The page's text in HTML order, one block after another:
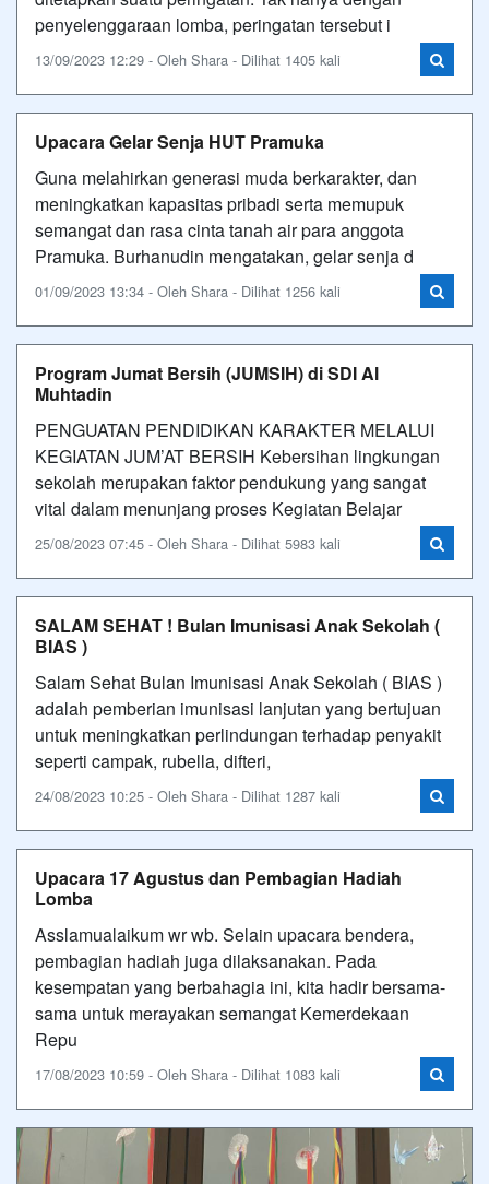
penyelenggaraan lomba, peringatan tersebut i
13/09/2023 12:29 - Oleh Shara - Dilihat 1405 kali
Upacara Gelar Senja HUT Pramuka
Guna melahirkan generasi muda berkarakter, dan
meningkatkan kapasitas pribadi serta memupuk
semangat dan rasa cinta tanah air para anggota
Pramuka. Burhanudin mengatakan, gelar senja d
01/09/2023 13:34 - Oleh Shara - Dilihat 1256 kali
Program Jumat Bersih (JUMSIH) di SDI Al
Muhtadin
PENGUATAN PENDIDIKAN KARAKTER MELALUI
KEGIATAN JUM’AT BERSIH Kebersihan lingkungan
sekolah merupakan faktor pendukung yang sangat
vital dalam menunjang proses Kegiatan Belajar
25/08/2023 07:45 - Oleh Shara - Dilihat 5983 kali
SALAM SEHAT ! Bulan Imunisasi Anak Sekolah (
BIAS )
Salam Sehat Bulan Imunisasi Anak Sekolah ( BIAS )
adalah pemberian imunisasi lanjutan yang bertujuan
untuk meningkatkan perlindungan terhadap penyakit
seperti campak, rubella, difteri,
24/08/2023 10:25 - Oleh Shara - Dilihat 1287 kali
Upacara 17 Agustus dan Pembagian Hadiah
Lomba
Asslamualaikum wr wb. Selain upacara bendera,
pembagian hadiah juga dilaksanakan. Pada
kesempatan yang berbahagia ini, kita hadir bersama-
sama untuk merayakan semangat Kemerdekaan
Repu
17/08/2023 10:59 - Oleh Shara - Dilihat 1083 kali